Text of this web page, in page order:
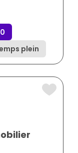
plein